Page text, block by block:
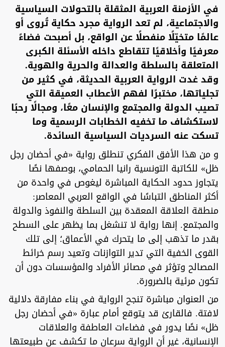
في الأزمنة العربية المثقلة بالتحولات السياسية
والاجتماعية، لم تعد الرواية مجرد حكاية تُروى أو
عالمًا متخيّلًا منفصلًا عن الواقع، بل أصبحت فضاءً
معرفيًا وأخلاقيًا تتقاطع داخله الأسئلة الكبرى
المتعلقة بالسلطة والعدالة والحرية والهوية.
وقد غدت الرواية العربية الحديثة، في كثير من
تجلياتها، مختبرًا لفهم الأعطاب العميقة التي
تصيب الدولة والمجتمع والإنسان معًا، ومجالًا رحبًا
لاستكشاف ما تخفيه الخطابات الرسمية وما
تسكت عنه السرديات السياسية السائدة.
و من هذا الأفق الفكري تنطلق رواية «في أحضان رجل
ظل» للكاتبة التونسية رانيا الحمامي، بوصفها نصًا
يتجاوز حدود الحكاية المباشرة ليغوص في واحدة من
أكثر المناطق التباسًا في الواقع العربي المعاصر:
منطقة العلاقة المعقدة بين السلطة والنفوذ والدولة
والمجتمع. إنها رواية لا تنشغل بما يظهر على السطح
بقدر ما تذهب إلى ما يتحرك في الأعماق؛ إلى تلك
القوى الخفية التي تدير التوازنات وتعيد رسم خرائط
المصالح وتؤثر في مصائر الأفراد والمؤسسات دون أن
تكون مرئية بالضرورة.
من العنوان مباشرة تنجح الرواية في بناء مفارقة دلالية
لافتة. فالقارئ قد يتوقع أمام عبارة «في أحضان رجل
ظل» نصًا يدور في فضاءات العاطفة والعلاقات
الإنسانية، غير أن الرواية سرعان ما تكشف عن طبيعتها